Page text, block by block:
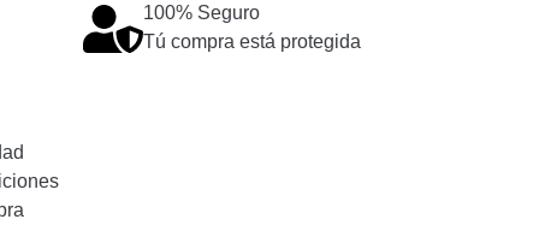
100% Seguro
Tú compra está protegida